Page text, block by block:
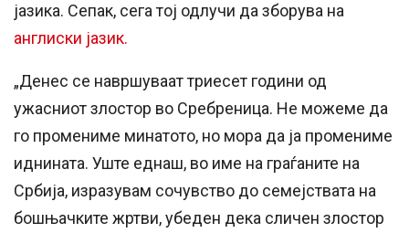
јазика. Сепак, сега тој одлучи да зборува на
англиски јазик.
„Денес се навршуваат триесет години од
ужасниот злостор во Сребреница. Не можеме да
го промениме минатото, но мора да ја промениме
иднината. Уште еднаш, во име на граѓаните на
Србија, изразувам сочувство до семејствата на
бошњачките жртви, убеден дека сличен злостор